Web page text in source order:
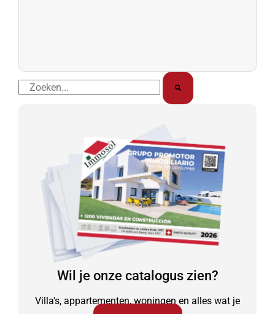
Wil je onze catalogus zien?
Villa's, appartementen, woningen en alles wat je